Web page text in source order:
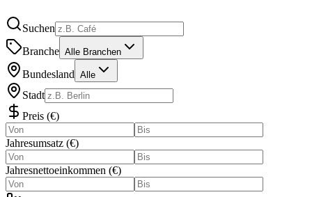
Suchen
Branche Alle Branchen
Bundesland Alle
Stadt
Preis (€)
Jahresumsatz (€)
Jahresnettoeinkommen (€)